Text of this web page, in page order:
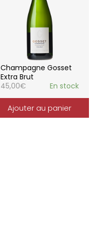
Champagne Gosset
Extra Brut
45,00€ En stock
Ajouter au panier